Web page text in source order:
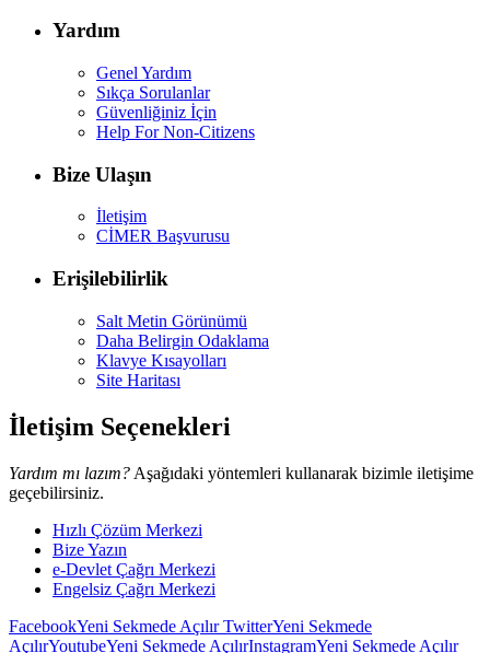
Yardım
Genel Yardım
Sıkça Sorulanlar
Güvenliğiniz İçin
Help For Non-Citizens
Bize Ulaşın
İletişim
CİMER Başvurusu
Erişilebilirlik
Salt Metin Görünümü
Daha Belirgin Odaklama
Klavye Kısayolları
Site Haritası
İletişim Seçenekleri
Yardım mı lazım? Aşağıdaki yöntemleri kullanarak bizimle iletişime
geçebilirsiniz.
Hızlı Çözüm Merkezi
Bize Yazın
e-Devlet Çağrı Merkezi
Engelsiz Çağrı Merkezi
FacebookYeni Sekmede AçılırTwitterYeni Sekmede
AçılırYoutubeYeni Sekmede AçılırInstagramYeni Sekmede Açılır